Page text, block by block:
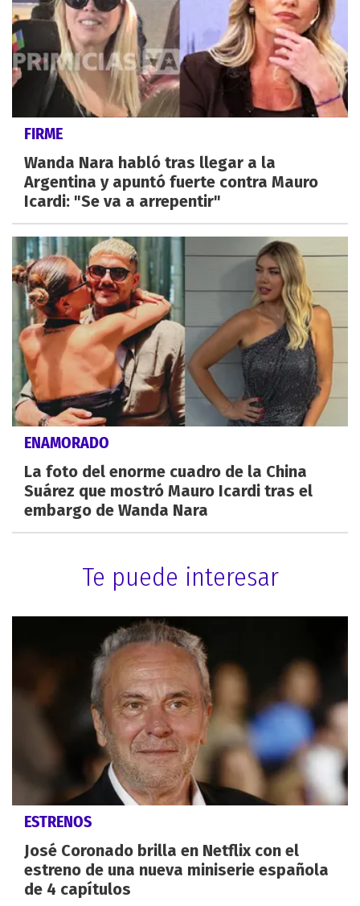
FIRME
Wanda Nara habló tras llegar a la
Argentina y apuntó fuerte contra Mauro
Icardi: "Se va a arrepentir"
ENAMORADO
La foto del enorme cuadro de la China
Suárez que mostró Mauro Icardi tras el
embargo de Wanda Nara
Te puede interesar
ESTRENOS
José Coronado brilla en Netflix con el
estreno de una nueva miniserie española
de 4 capítulos